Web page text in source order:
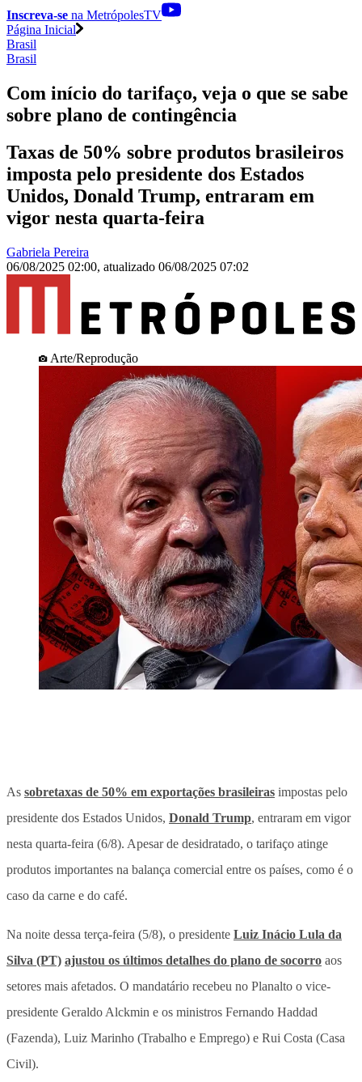
Inscreva-se na MetrópolesTV
Página Inicial
Brasil
Brasil
Com início do tarifaço, veja o que se sabe
sobre plano de contingência
Taxas de 50% sobre produtos brasileiros
imposta pelo presidente dos Estados
Unidos, Donald Trump, entraram em
vigor nesta quarta-feira
Gabriela Pereira
06/08/2025 02:00, atualizado 06/08/2025 07:02
Arte/Reprodução
As sobretaxas de 50% em exportações brasileiras impostas pelo
presidente dos Estados Unidos, Donald Trump, entraram em vigor
nesta quarta-feira (6/8). Apesar de desidratado, o tarifaço atinge
produtos importantes na balança comercial entre os países, como é o
caso da carne e do café.
Na noite dessa terça-feira (5/8), o presidente Luiz Inácio Lula da
Silva (PT) ajustou os últimos detalhes do plano de socorro aos
setores mais afetados. O mandatário recebeu no Planalto o vice-
presidente Geraldo Alckmin e os ministros Fernando Haddad
(Fazenda), Luiz Marinho (Trabalho e Emprego) e Rui Costa (Casa
Civil).